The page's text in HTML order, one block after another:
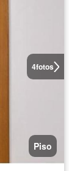
4fotos
Piso